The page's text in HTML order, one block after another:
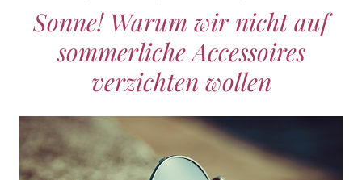
Sonne! Warum wir nicht auf
sommerliche Accessoires
verzichten wollen